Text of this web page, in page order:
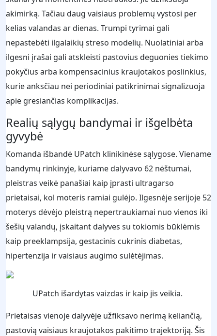
akimirką. Tačiau daug vaisiaus problemų vystosi per
kelias valandas ar dienas. Trumpi tyrimai gali
nepastebėti ilgalaikių streso modelių. Nuolatiniai arba
ilgesni įrašai gali atskleisti pastovius deguonies tiekimo
pokyčius arba kompensacinius kraujotakos poslinkius,
kurie anksčiau nei periodiniai patikrinimai signalizuoja
apie gresiančias komplikacijas.
Realių sąlygų bandymai ir išgelbėta
gyvybė
Komanda išbandė UPatch klinikinėse sąlygose. Viename
bandymų rinkinyje, kuriame dalyvavo 62 nėštumai,
pleistras veikė panašiai kaip įprasti ultragarso
prietaisai, kol moteris ramiai gulėjo. Ilgesnėje serijoje 52
moterys dėvėjo pleistrą nepertraukiamai nuo vienos iki
šešių valandų, įskaitant dalyves su tokiomis būklėmis
kaip preeklampsija, gestacinis cukrinis diabetas,
hipertenzija ir vaisiaus augimo sulėtėjimas.
UPatch išardytas vaizdas ir kaip jis veikia.
Prietaisas vienoje dalyvėje užfiksavo nerimą keliančią,
pastovią vaisiaus kraujotakos pakitimo trajektoriją. Šis